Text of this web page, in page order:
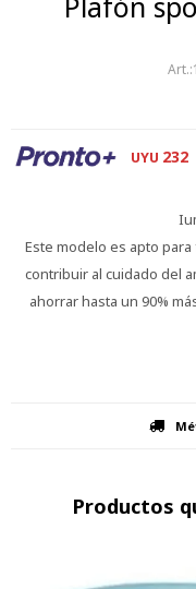
UYU 232
Este modelo es apto
contribuir al cuidado del
ahorrar hasta un 90%
Productos